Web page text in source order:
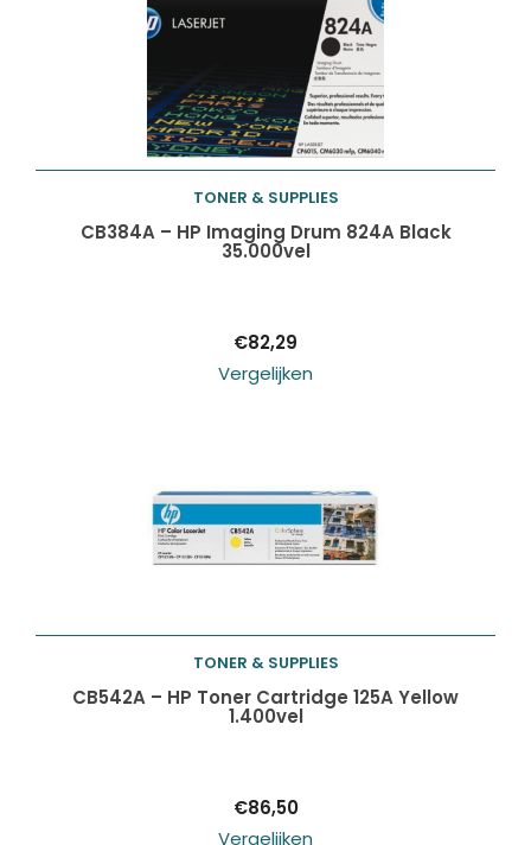
Toevoegen aan
TONER & SUPPLIES
CB384A – HP Imaging Drum 824A Black
35.000vel
€82,29
Vergelijken
Toevoegen aan
TONER & SUPPLIES
CB542A – HP Toner Cartridge 125A Yellow
1.400vel
€86,50
Vergelijken